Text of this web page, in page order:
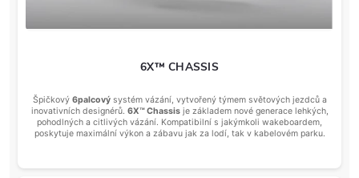
6X™ CHASSIS
Špičkový 6palcovýsystém vázání, vytvořený týmem světových jezdců a
inovativních designérů. 6X™ Chassisje základem nové generace lehkých,
pohodlných a citlivých vázání. Kompatibilní s jakýmkoli wakeboardem,
poskytuje maximální výkon a zábavu jak za lodí, tak v kabelovém parku.